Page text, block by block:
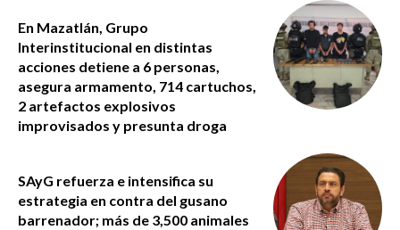
En Mazatlán, Grupo
Interinstitucional en distintas
acciones detiene a 6 personas,
asegura armamento, 714 cartuchos,
2 artefactos explosivos
improvisados y presunta droga
SAyG refuerza e intensifica su
estrategia en contra del gusano
barrenador; más de 3,500 animales